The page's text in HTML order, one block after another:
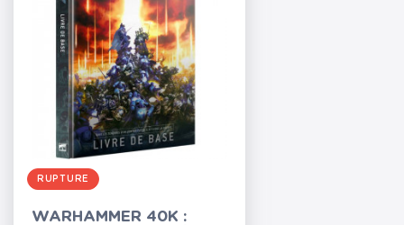
RUPTURE
WARHAMMER 40K :